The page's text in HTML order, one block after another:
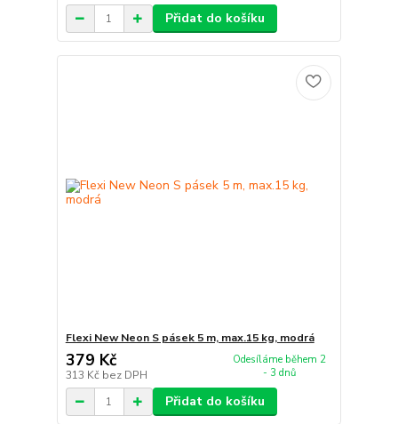
Přidat do košíku
Flexi New Neon S pásek 5 m, max.15 kg, modrá
379 Kč
313 Kč bez DPH
Odesíláme během 2
- 3 dnů
Přidat do košíku